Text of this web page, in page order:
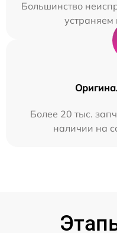
Большинство
устраняем
Более 20 тыс.
наличии на